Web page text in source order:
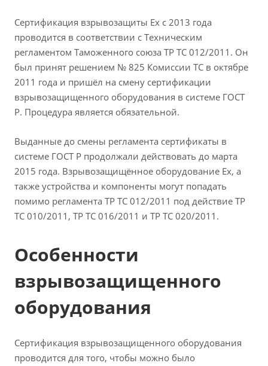
Сертификация взрывозащиты Ex с 2013 года
проводится в соответствии с Техническим
регламентом Таможенного союза ТР ТС 012/2011. Он
был принят решением № 825 Комиссии ТС в октябре
2011 года и пришёл на смену сертификации
взрывозащищенного оборудования в системе ГОСТ
Р. Процедура является обязательной.
Выданные до смены регламента сертификаты в
системе ГОСТ Р продолжали действовать до марта
2015 года. Взрывозащищённое оборудование Ex, а
также устройства и компоненты могут попадать
помимо регламента ТР ТС 012/2011 под действие ТР
ТС 010/2011, ТР ТС 016/2011 и ТР ТС 020/2011.
Особенности
взрывозащищенного
оборудования
Сертификация взрывозащищенного оборудования
проводится для того, чтобы можно было